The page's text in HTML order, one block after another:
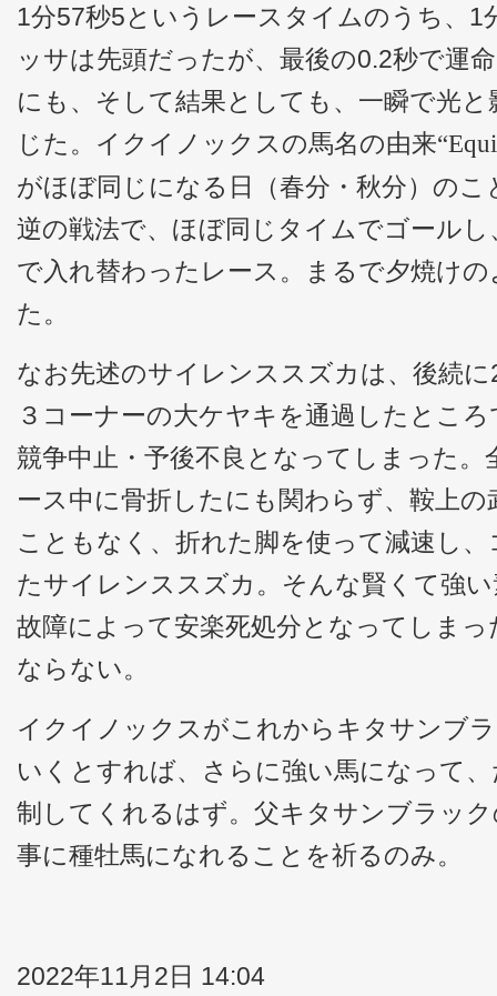
1分57秒5というレースタイムのうち、1
ッサは先頭だったが、最後の0.2秒で運
にも、そして結果としても、一瞬で光
じた。イクイノックスの馬名の由来
がほぼ同じになる日（春分・秋分）の
逆の戦法で、ほぼ同じタイムでゴール
で入れ替わったレース。まるで夕焼け
た。
なお先述のサイレンススズカは、後続
３コーナーの大ケヤキを通過したとこ
競争中止・予後不良となってしまった
ース中に骨折したにも関わらず、鞍上
こともなく、折れた脚を使って減速し
たサイレンススズカ。そんな賢くて強
故障によって安楽死処分となってしま
ならない。
イクイノックスがこれからキタサンブ
いくとすれば、さらに強い馬になって
制してくれるはず。父キタサンブラッ
事に種牡馬になれることを祈るのみ。
2022年11月2日 14:04